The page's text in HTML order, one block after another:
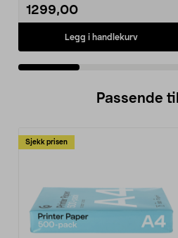
1299,00
Legg i handlekurv
Passende
Sjekk prisen